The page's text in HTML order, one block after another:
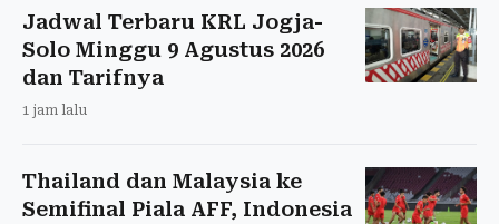
Jadwal Terbaru KRL Jogja-
Solo Minggu 9 Agustus 2026
dan Tarifnya
1 jam lalu
Thailand dan Malaysia ke
Semifinal Piala AFF, Indonesia